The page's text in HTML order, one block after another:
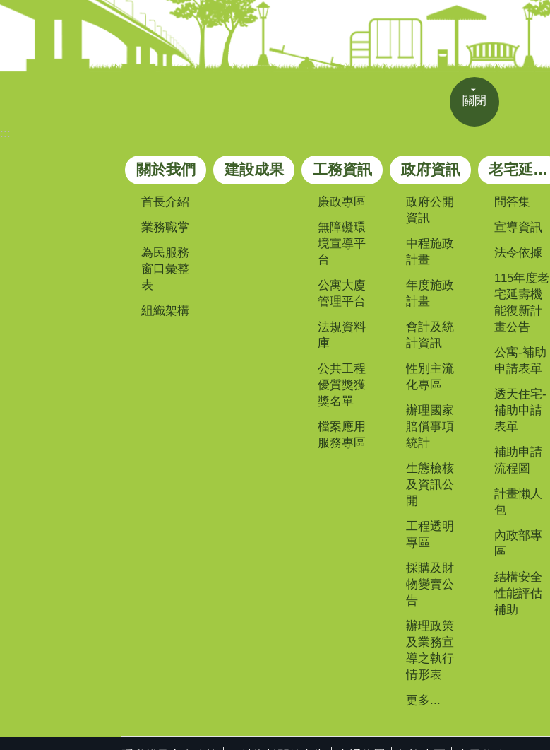
關閉
:::
關於我們
首長介紹
業務職掌
為民服務
窗口彙整
表
組織架構
建設成果 工務資訊
廉政專區
無障礙環
境宣導平
台
公寓大廈
管理平台
法規資料
庫
公共工程
優質獎獲
獎名單
檔案應用
服務專區
政府資訊
政府公開
資訊
中程施政
計畫
年度施政
計畫
會計及統
計資訊
性別主流
化專區
辦理國家
賠償事項
統計
生態檢核
及資訊公
開
工程透明
專區
採購及財
物變賣公
告
辦理政策
及業務宣
導之執行
情形表
更多...
老宅延壽專區
問答集
宣導資訊
法令依據
115年度老
宅延壽機
能復新計
畫公告
公寓-補助
申請表單
透天住宅-
補助申請
表單
補助申請
流程圖
計畫懶人
包
內政部專
區
結構安全
性能評估
補助